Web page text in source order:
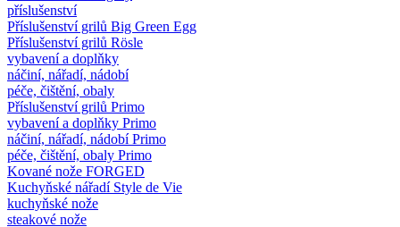
příslušenství
Příslušenství grilů Big Green Egg
Příslušenství grilů Rösle
vybavení a doplňky
náčiní, nářadí, nádobí
péče, čištění, obaly
Příslušenství grilů Primo
vybavení a doplňky Primo
náčiní, nářadí, nádobí Primo
péče, čištění, obaly Primo
Kované nože FORGED
Kuchyňské nářadí Style de Vie
kuchyňské nože
steakové nože